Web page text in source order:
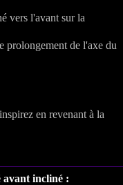
vers l'avant sur la
prolongement de l'axe du
en revenant à la
avant incliné :